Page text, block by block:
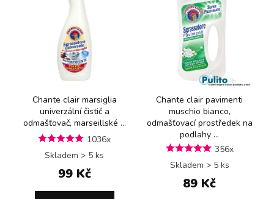
Chante clair marsiglia
univerzální čistič a
odmašťovač, marseillské ...
1036x
Skladem > 5 ks
99 Kč
Chante clair pavimenti
muschio bianco,
odmašťovací prostředek na
podlahy ...
356x
Skladem > 5 ks
89 Kč